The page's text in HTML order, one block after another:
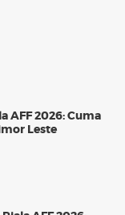
AFF 2026: Cuma
Leste